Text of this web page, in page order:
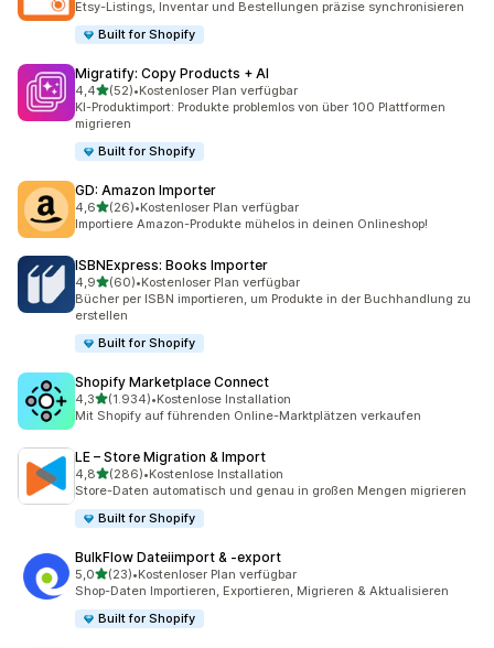
Etsy-Listings, Inventar und Bestellungen präzise synchronisieren
Built for Shopify
Migratify: Copy Products + AI
4,4von 5 Sternen
(52)
52 Rezensionen insgesamt
•Kostenloser Plan verfügbar
KI-Produktimport: Produkte problemlos von über 100 Plattformen
migrieren
Built for Shopify
GD: Amazon Importer
4,6von 5 Sternen
(26)
26 Rezensionen insgesamt
•Kostenloser Plan verfügbar
Importiere Amazon-Produkte mühelos in deinen Onlineshop!
ISBNExpress: Books Importer
4,9von 5 Sternen
(60)
60 Rezensionen insgesamt
•Kostenloser Plan verfügbar
Bücher per ISBN importieren, um Produkte in der Buchhandlung zu
erstellen
Built for Shopify
Shopify Marketplace Connect
4,3von 5 Sternen
(1.934)
1934 Rezensionen insgesamt
•Kostenlose Installation
Mit Shopify auf führenden Online-Marktplätzen verkaufen
LE – Store Migration & Import
4,8von 5 Sternen
(286)
286 Rezensionen insgesamt
•Kostenlose Installation
Store-Daten automatisch und genau in großen Mengen migrieren
Built for Shopify
BulkFlow Dateiimport & ‑export
5,0von 5 Sternen
(23)
23 Rezensionen insgesamt
•Kostenloser Plan verfügbar
Shop-Daten Importieren, Exportieren, Migrieren & Aktualisieren
Built for Shopify